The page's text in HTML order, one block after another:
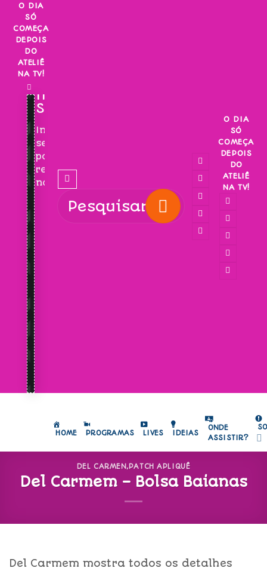
Skip
content
O DIA
SÓ
COMEÇA
DEPOIS
DO
ATELIÊ
NA TV!
INSCREVA-
SE!
Inscreva-
se
para
receber
novidades!
O DIA
SÓ
COMEÇA
DEPOIS
DO
ATELIÊ
NA TV!
HOME PROGRAMAS LIVES IDEIAS
ONDE
ASSISTIR?
DEL CARMEN , PATCH APLIQUÊ
Del Carmem – Bolsa Baianas
Del Carmem mostra todos os detalhes